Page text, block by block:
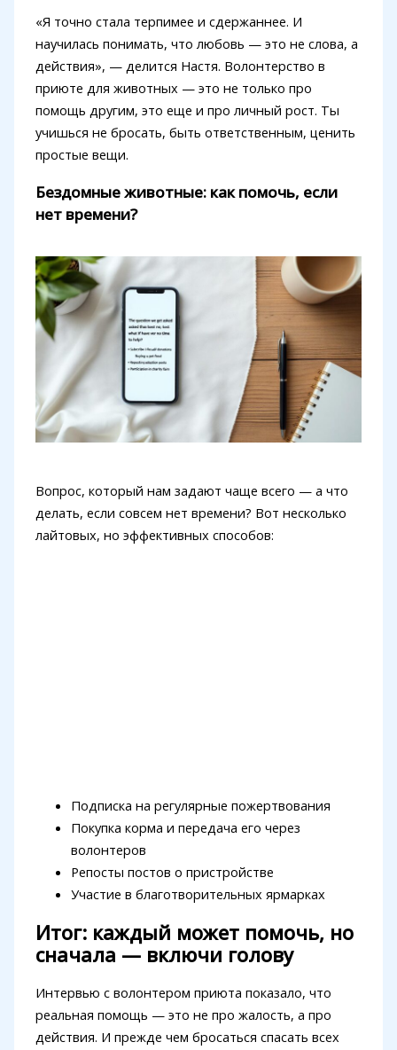
«Я точно стала терпимее и сдержаннее. И
научилась понимать, что любовь — это не слова, а
действия», — делится Настя. Волонтерство в
приюте для животных — это не только про
помощь другим, это еще и про личный рост. Ты
учишься не бросать, быть ответственным, ценить
простые вещи.
Бездомные животные: как помочь, если
нет времени?
Вопрос, который нам задают чаще всего — а что
делать, если совсем нет времени? Вот несколько
лайтовых, но эффективных способов:
Подписка на регулярные пожертвования
Покупка корма и передача его через
волонтеров
Репосты постов о пристройстве
Участие в благотворительных ярмарках
Итог: каждый может помочь, но
сначала — включи голову
Интервью с волонтером приюта показало, что
реальная помощь — это не про жалость, а про
действия. И прежде чем бросаться спасать всех